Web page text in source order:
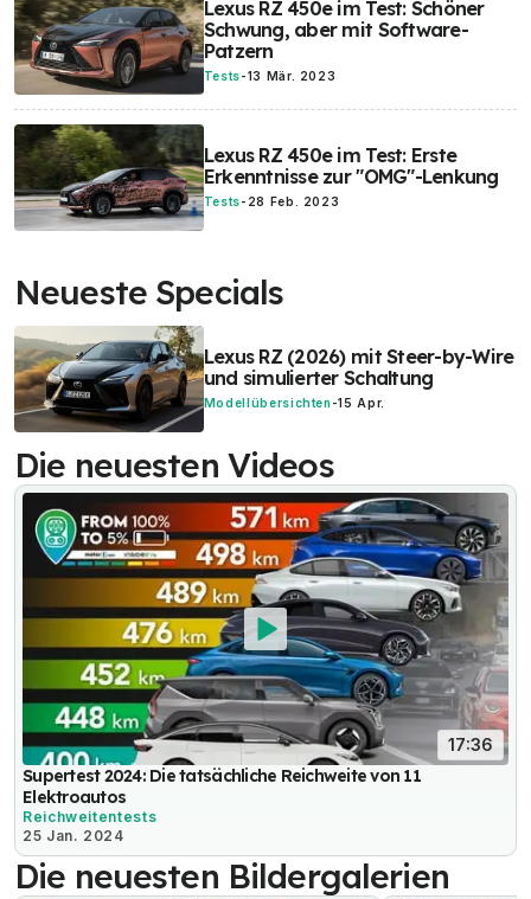
Lexus RZ 450e im Test: Schöner
Schwung, aber mit Software-
Patzern
Tests-13 Mär. 2023
Lexus RZ 450e im Test: Erste
Erkenntnisse zur "OMG"-Lenkung
Tests- 28 Feb. 2023
Neueste Specials
Lexus RZ (2026) mit Steer-by-Wire
und simulierter Schaltung
Modellübersichten -15 Apr.
Die neuesten Videos
17:36
Supertest 2024: Die tatsächliche Reichweite von 11
Elektroautos
Reichweitentests
25 Jan. 2024
Die neuesten Bildergalerien